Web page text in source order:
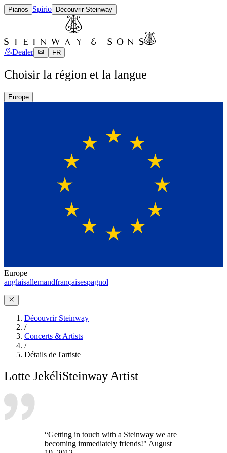
Pianos Spirio Découvrir Steinway
Dealer FR
Choisir la région et la langue
Europe
Europe
anglaisallemandfrançaisespagnol
Découvrir Steinway
/
Concerts & Artists
/
Détails de l'artiste
Lotte JekéliSteinway Artist
“Getting in touch with a Steinway we are
becoming immediately friends!" August